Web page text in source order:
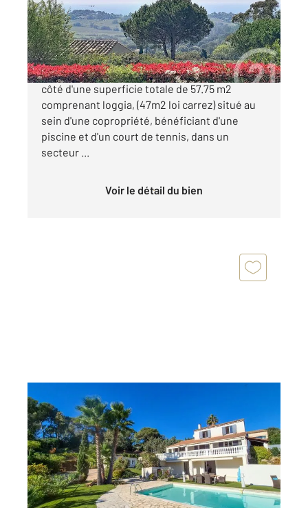
Maison à vendre
595 000 €
La Croix-Valmer Charmant Mazet mitoyen d'un
côté d'une superficie totale de 57.75 m2
comprenant loggia, (47m2 loi carrez) situé au
sein d'une copropriété, bénéficiant d'une
piscine et d'un court de tennis, dans un
secteur ...
Voir le détail du bien
LA CROIX VALMER 83
224 m 2, 11 pièces
Ref : 5386
Maison à vendre
1 790 000 €